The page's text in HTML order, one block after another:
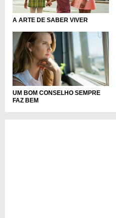
A ARTE DE SABER VIVER
UM BOM CONSELHO SEMPRE
FAZ BEM